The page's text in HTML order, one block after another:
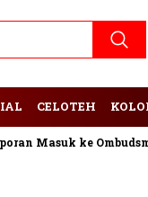
CELOTEH
ke Ombudsman